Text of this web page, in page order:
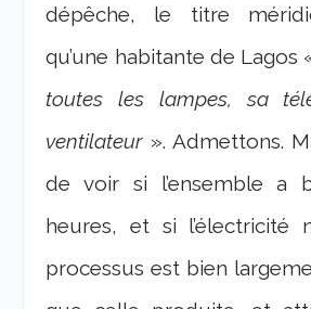
dépêche, le titre
qu’une habitante de Lagos
toutes les lampes, sa
ventilateur ». Admettons.
de voir si l’ensemble a
heures, et si l’électricité
processus est bien